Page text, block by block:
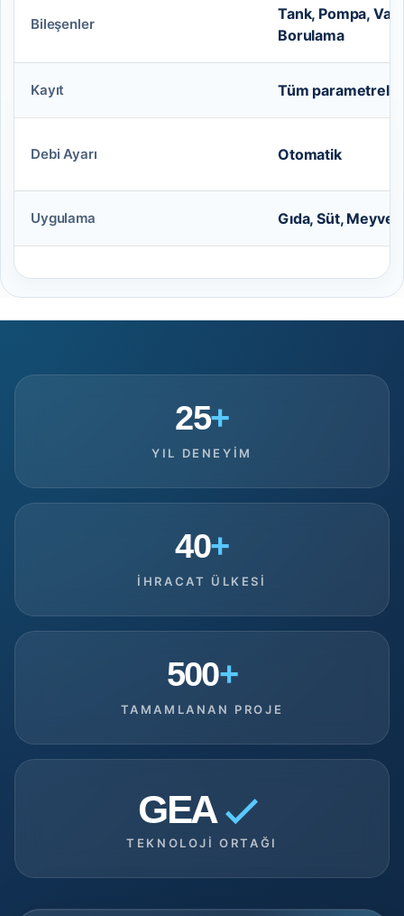
Bileşenler
Tank, Pompa,
Borulama
Kayıt Tüm parametreler
Debi Ayarı Otomatik
Uygulama Gıda, Süt, Meyve
25+
YIL DENEYIM
40+
İHRACAT ÜLKESI
500+
TAMAMLANAN PROJE
GEA
TEKNOLOJI ORTAĞI